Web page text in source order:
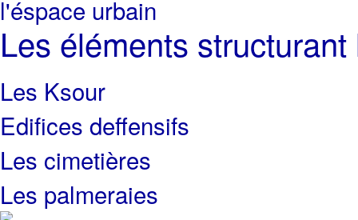
Les éléments
Les Ksour
Edifices deffensifs
Les cimetières
Les palmeraies